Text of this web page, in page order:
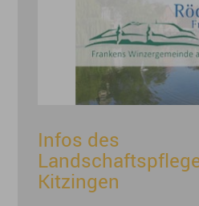
Infos des
Kitzingen